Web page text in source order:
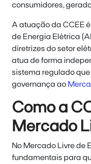
consumidores,
A atuação da CCEE
de Energia Elétrica
diretrizes do setor
atua de forma
sistema regulado
governança ao
Como a
Mercado
No Mercado Livre de
fundamentais para